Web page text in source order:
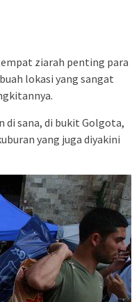
ziarah penting para
lokasi yang sangat
di sana, di bukit Golgota,
yang juga diyakini